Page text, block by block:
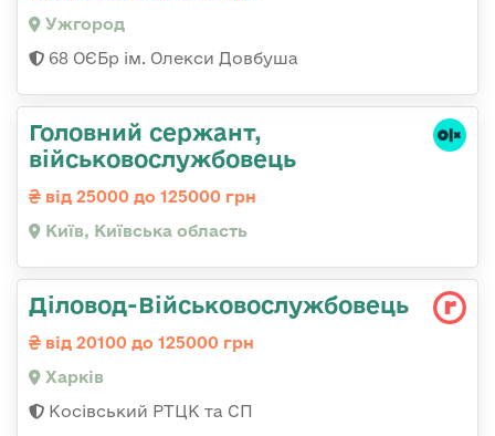
Ужгород
68 ОЄБр ім. Олекси Довбуша
Головний сержант,
військовослужбовець
від 25000 до 125000 грн
Київ, Київська область
Діловод-Військовослужбовець
від 20100 до 125000 грн
Харків
Косівський РТЦК та СП